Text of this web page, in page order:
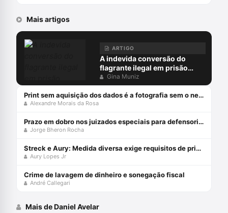
Mais artigos
ARTIGO
A indevida conversão do
flagrante ilegal em prisão
preventiva
Gina Muniz
Print sem aquisição dos dados é a fotografia sem o negativo
Alexandre Morais da Rosa
Prazo em dobro nos juizados especiais para defensorias públicas
Jorge Bheron Rocha
Streck e Aury: Medida diversa exige requisitos de prisão!
Aury Lopes Jr
Crime de lavagem de dinheiro e sonegação fiscal
André Callegari
Mais de Daniel Avelar